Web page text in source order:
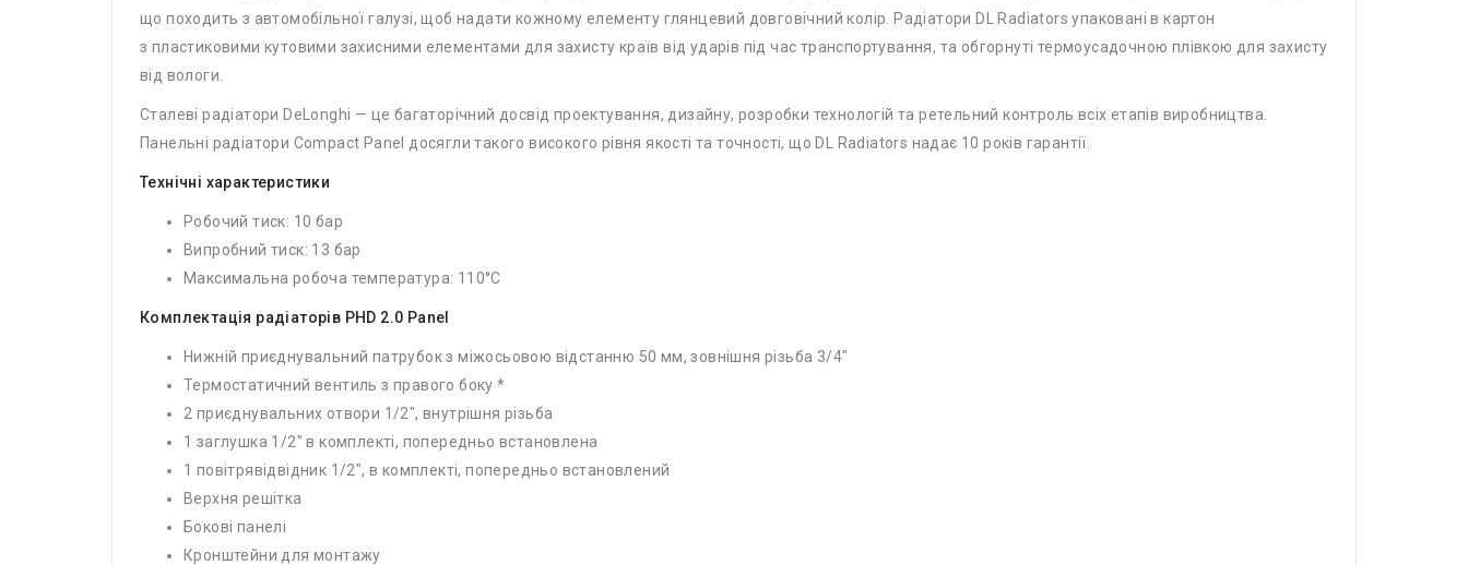
що походить з автомобільної галузі, щоб надати кожному елементу глянцевий довговічний колір. Радіатори DL Radiators упаковані в картон
з пластиковими кутовими захисними елементами для захисту країв від ударів під час транспортування, та обгорнуті термоусадочною плівкою для захисту
від вологи.
Сталеві радіатори DeLonghi — це багаторічний досвід проектування, дизайну, розробки технологій та ретельний контроль всіх етапів виробництва.
Панельні радіатори Compact Panel досягли такого високого рівня якості та точності, що DL Radiators надає 10 років гарантії.
Технічні характеристики
Робочий тиск: 10 бар
Випробний тиск: 13 бар
Максимальна робоча температура: 110°C
Комплектація радіаторів PHD 2.0 Panel
Нижній приєднувальний патрубок з міжосьовою відстанню 50 мм, зовнішня різьба 3/4″
Термостатичний вентиль з правого боку *
2 приєднувальних отвори 1/2″, внутрішня різьба
1 заглушка 1/2″ в комплекті, попередньо встановлена
1 повітрявідвідник 1/2″, в комплекті, попередньо встановлений
Верхня решітка
Бокові панелі
Кронштейни для монтажу